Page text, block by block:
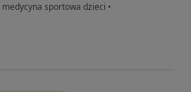
medycyna sportowa dzieci •